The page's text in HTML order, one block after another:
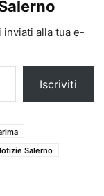
alla tua e-
Iscriviti
Salerno